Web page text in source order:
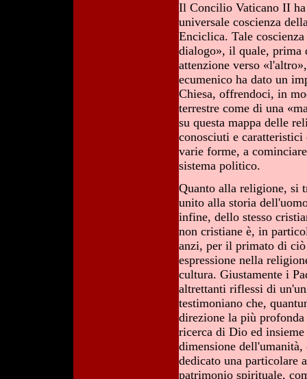
Il Concilio Vaticano II
universale coscienza
Enciclica. Tale
dialogo», il quale, prima
attenzione verso
ecumenico ha dato un
Chiesa, offrendoci, in
terrestre come di una
su questa mappa delle
conosciuti e
varie forme, a
sistema politico.
Quanto alla religione, si
unito alla storia
infine, dello stesso
non cristiane è, in
anzi, per il primato di
espressione nella
cultura. Giustamente i
altrettanti riflessi di
testimoniano che,
direzione la più
ricerca di Dio ed
dimensione
dedicato una particolare
patrimonio spirituale,